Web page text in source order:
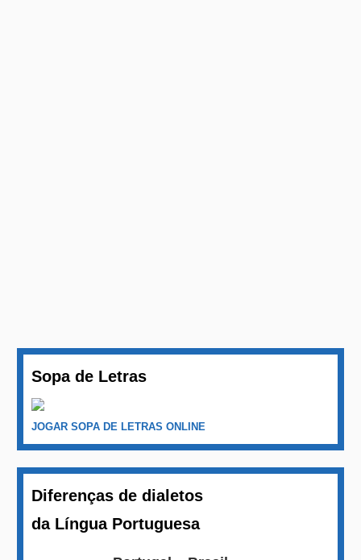
Sopa de Letras
JOGAR SOPA DE LETRAS ONLINE
Diferenças de dialetos
da Língua Portuguesa